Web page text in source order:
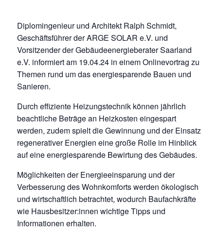
Diplomingenieur und Architekt Ralph Schmidt,
Geschäftsführer der ARGE SOLAR e.V. und
Vorsitzender der Gebäudeenergieberater Saarland
e.V. informiert am 19.04.24 in einem Onlinevortrag zu
Themen rund um das energiesparende Bauen und
Sanieren.
Durch effiziente Heizungstechnik können jährlich
beachtliche Beträge an Heizkosten eingespart
werden, zudem spielt die Gewinnung und der Einsatz
regenerativer Energien eine große Rolle im Hinblick
auf eine energiesparende Bewirtung des Gebäudes.
Möglichkeiten der Energieeinsparung und der
Verbesserung des Wohnkomforts werden ökologisch
und wirtschaftlich betrachtet, wodurch Baufachkräfte
wie Hausbesitzer:innen wichtige Tipps und
Informationen erhalten.